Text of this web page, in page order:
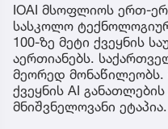
IOAI მსოფლიოს ერთ-
სასკოლო
100-ზე მეტი ქვეყნის
აერთიანებს.
მეორედ მონაწილეობს.
ქვეყნის AI
მნიშვნელოვანი ეტაპია.